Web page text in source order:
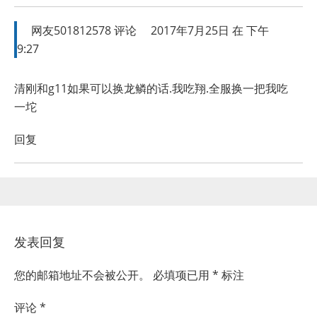
网友501812578评论
2017年7月25日 在 下午
9:27
清刚和g11如果可以换龙鳞的话.我吃翔.全服换一把我吃
一坨
回复
发表回复
您的邮箱地址不会被公开。 必填项已用 * 标注
评论*